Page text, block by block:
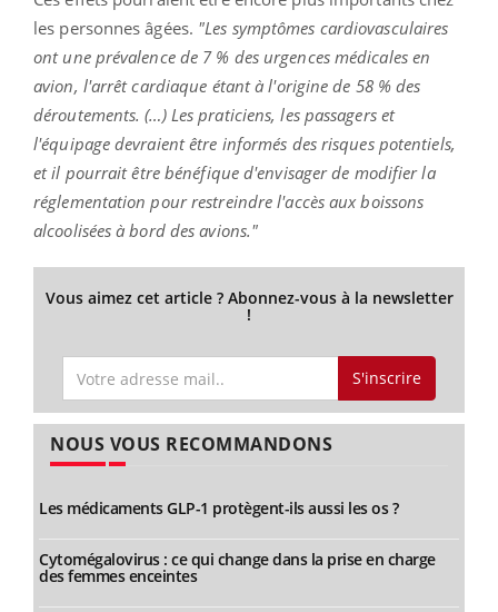
les personnes âgées. "Les symptômes cardiovasculaires
ont une prévalence de 7 % des urgences médicales en
avion, l'arrêt cardiaque étant à l'origine de 58 % des
déroutements. (…) Les praticiens, les passagers et
l'équipage devraient être informés des risques potentiels,
et il pourrait être bénéfique d'envisager de modifier la
réglementation pour restreindre l'accès aux boissons
alcoolisées à bord des avions."
Vous aimez cet article ? Abonnez-vous à la newsletter
!
S'inscrire
NOUS VOUS RECOMMANDONS
Les médicaments GLP-1 protègent-ils aussi les os ?
Cytomégalovirus : ce qui change dans la prise en charge
des femmes enceintes